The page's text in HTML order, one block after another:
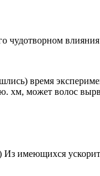
чудотворном
время
хм, может волос
имеющихся